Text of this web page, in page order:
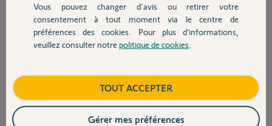
Devis avec un pro
Contact
Bonjour Pierre
Le Kit de connectivité ne fonctionne qu'avec l'application Smartphone
Tahoma By Somfy.
utilise l'application Tahoma Classic
JACKY M. il y a plus d'un an
Vous pouvez changer d'avis ou retirer votre
consentement à tout moment via le centre de
préférences des cookies. Pour plus d’informations,
veuillez consulter notre politique de cookies
TOUT ACCEPTER
Gérer mes préférences